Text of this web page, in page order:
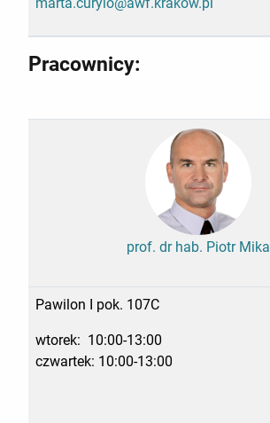
Pracownicy:
prof. dr hab. Piotr Mika
Pawilon I pok. 107C
wtorek: 10:00-13:00
czwartek: 10:00-13:00